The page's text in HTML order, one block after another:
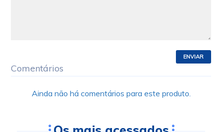
ENVIAR
Comentários
Ainda não há comentários para este produto.